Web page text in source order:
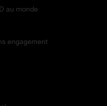
au monde
engagement